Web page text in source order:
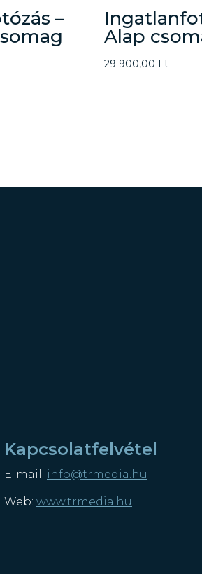
–
Alap
29 900,00 Ft
Kapcsolatfelvétel
E-mail: info@trmedia.hu
Web: www.trmedia.hu